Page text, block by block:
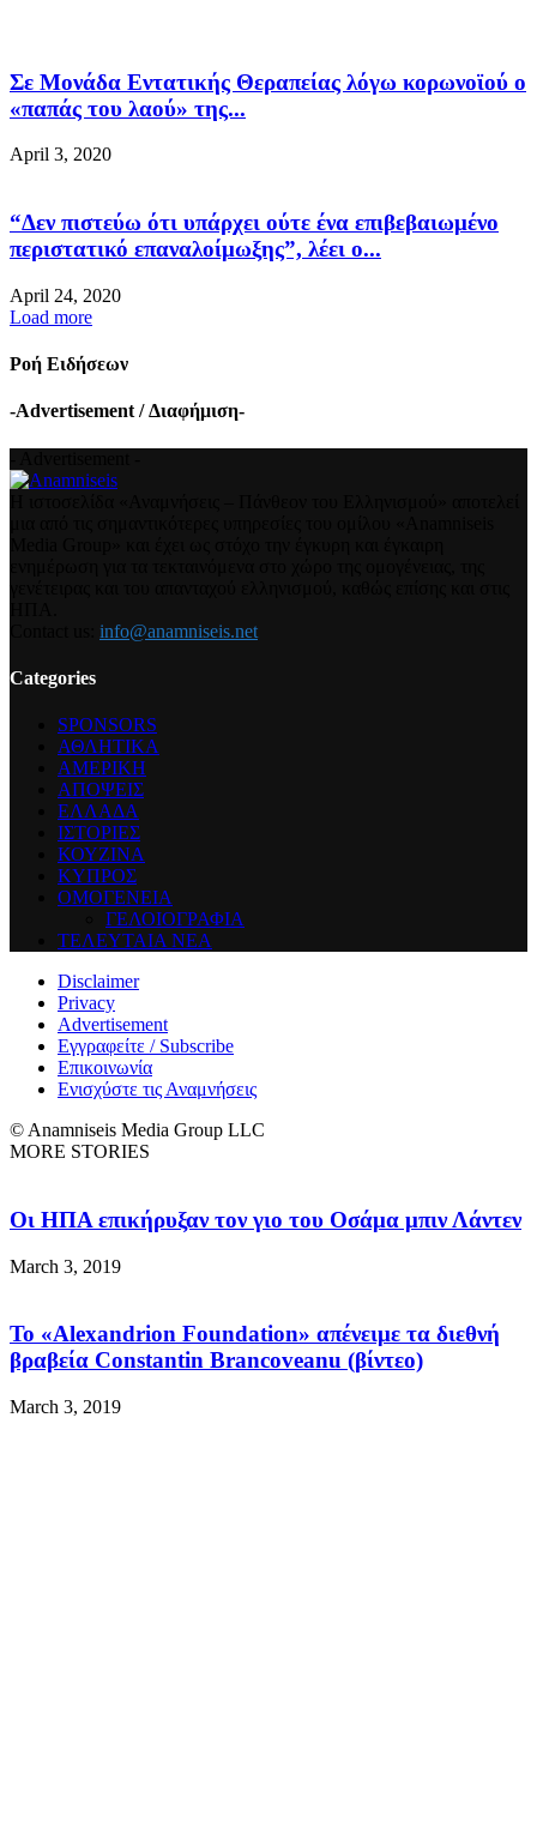
Σε Μονάδα Εντατικής Θεραπείας λόγω κορωνοϊού ο
«παπάς του λαού» της...
April 3, 2020
“Δεν πιστεύω ότι υπάρχει ούτε ένα επιβεβαιωμένο
περιστατικό επαναλοίμωξης”, λέει ο...
April 24, 2020
Load more
Ροή Ειδήσεων
-Advertisement / Διαφήμιση-
info@anamniseis.net
Categories
SPONSORS
ΑΘΛΗΤΙΚΑ
ΑΜΕΡΙΚΗ
ΑΠΟΨΕΙΣ
ΕΛΛΑΔΑ
ΙΣΤΟΡΙΕΣ
ΚΟΥΖΙΝΑ
ΚΥΠΡΟΣ
ΟΜΟΓΕΝΕΙΑ
ΓΕΛΟΙΟΓΡΑΦΙΑ
ΤΕΛΕΥΤΑΙΑ ΝΕΑ
Disclaimer
Privacy
Advertisement
Εγγραφείτε / Subscribe
Επικοινωνία
Ενισχύστε τις Αναμνήσεις
© Anamniseis Media Group LLC
MORE STORIES
Οι ΗΠΑ επικήρυξαν τον γιο του Οσάμα μπιν Λάντεν
March 3, 2019
Το «Alexandrion Foundation» απένειμε τα διεθνή
βραβεία Constantin Brancoveanu (βίντεο)
March 3, 2019